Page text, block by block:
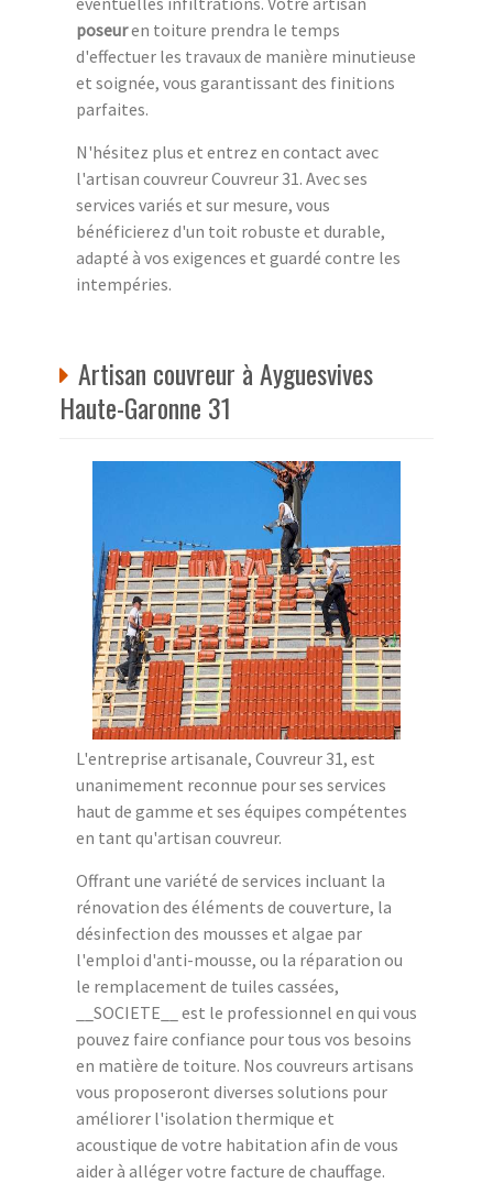
poseuren toiture prendra le temps
d'effectuer les travaux de manière minutieuse
et soignée, vous garantissant des finitions
parfaites.
N'hésitez plus et entrez en contact avec
l'artisan couvreur Couvreur 31. Avec ses
services variés et sur mesure, vous
bénéficierez d'un toit robuste et durable,
adapté à vos exigences et guardé contre les
intempéries.
Artisan couvreur à Ayguesvives
Haute-Garonne 31
L'entreprise artisanale, Couvreur 31, est
unanimement reconnue pour ses services
haut de gamme et ses équipes compétentes
en tant qu'artisan couvreur.
Offrant une variété de services incluant la
rénovation des éléments de couverture, la
désinfection des mousses et algae par
l'emploi d'anti-mousse, ou la réparation ou
le remplacement de tuiles cassées,
__SOCIETE__ est le professionnel en qui vous
pouvez faire confiance pour tous vos besoins
en matière de toiture. Nos couvreurs artisans
vous proposeront diverses solutions pour
améliorer l'isolation thermique et
acoustique de votre habitation afin de vous
aider à alléger votre facture de chauffage.